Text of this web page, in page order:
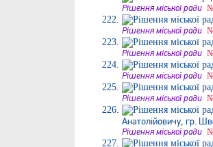
Рішення міської ради
Рішення міської ради
Рішення міської ради
Рішення міської ради
Рішення міської ради
Анатолійовичу, гр.
Рішення міської ради